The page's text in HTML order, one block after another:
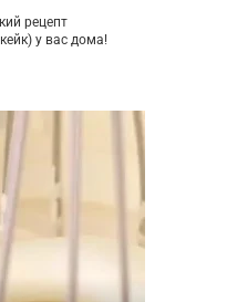
рецепт
у вас дома!